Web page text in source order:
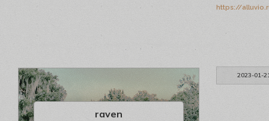
https://
2023-01-
raven